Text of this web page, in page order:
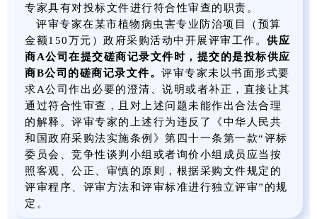
专家具有对投标文件进行符合性审查的职责。
评审专家在某市植物病虫害专业防治项目（预算
金额150万元）政府采购活动中开展评审工作。 供应
商A公司在提交磋商记录文件时，提交的是投标供应
商B公司的磋商记录文件。 评审专家未以书面形式要
求A公司作出必要的澄清、说明或者补正，直接让其
通过符合性审查，且对上述问题未能作出合法合理
的解释。评审专家的上述行为违反了《中华人民共
和国政府采购法实施条例》第四十一条第一款“评标
委员会、竞争性谈判小组或者询价小组成员应当按
照客观、公正、审慎的原则，根据采购文件规定的
评审程序、评审方法和评审标准进行独立评审”的规
定。